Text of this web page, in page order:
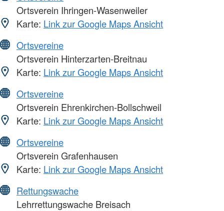
Ortsverein Ihringen-Wasenweiler
Karte: Link zur Google Maps Ansicht
Ortsvereine
Ortsverein Hinterzarten-Breitnau
Karte: Link zur Google Maps Ansicht
Ortsvereine
Ortsverein Ehrenkirchen-Bollschweil
Karte: Link zur Google Maps Ansicht
Ortsvereine
Ortsverein Grafenhausen
Karte: Link zur Google Maps Ansicht
Rettungswache
Lehrrettungswache Breisach